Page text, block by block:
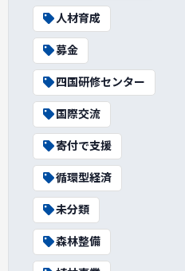
人材育成
募金
四国研修センター
国際交流
寄付で支援
循環型経済
未分類
森林整備